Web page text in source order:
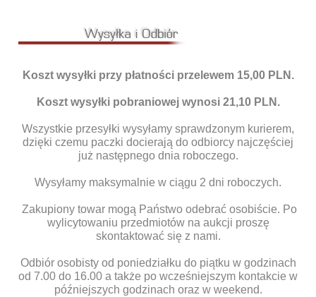
Koszt wysyłki przy płatności przelewem 15,00 PLN.
Koszt wysyłki pobraniowej wynosi 21,10 PLN.
Wszystkie przesyłki wysyłamy sprawdzonym kurierem,
dzięki czemu paczki docierają do odbiorcy najczęściej
już następnego dnia roboczego.
Wysyłamy maksymalnie w ciągu 2 dni roboczych.
Zakupiony towar mogą Państwo odebrać osobiście. Po
wylicytowaniu przedmiotów na aukcji proszę
skontaktować się z nami.
Odbiór osobisty od poniedziałku do piątku w godzinach
od 7.00 do 16.00 a także po wcześniejszym kontakcie w
późniejszych godzinach oraz w weekend.